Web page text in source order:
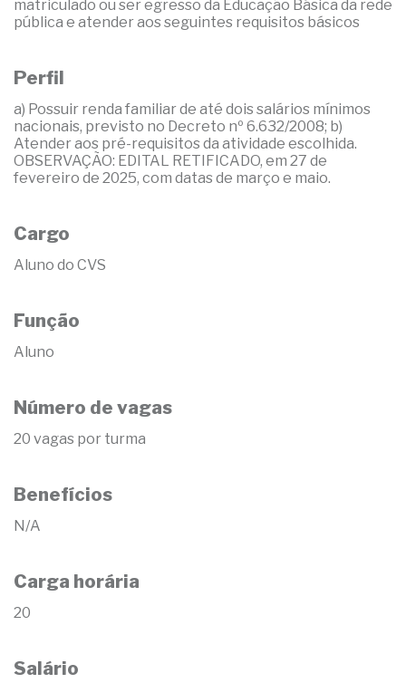
matriculado ou ser egresso da Educação Básica da rede
pública e atender aos seguintes requisitos básicos
Perfil
a) Possuir renda familiar de até dois salários mínimos
nacionais, previsto no Decreto nº 6.632/2008; b)
Atender aos pré-requisitos da atividade escolhida.
OBSERVAÇÃO: EDITAL RETIFICADO, em 27 de
fevereiro de 2025, com datas de março e maio.
Cargo
Aluno do CVS
Função
Aluno
Número de vagas
20 vagas por turma
Benefícios
N/A
Carga horária
20
Salário